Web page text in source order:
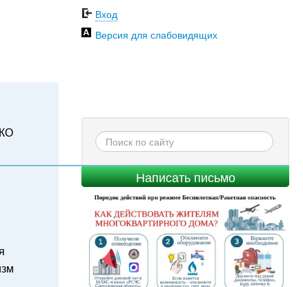
Вход
Версия для слабовидящих
Написать письмо